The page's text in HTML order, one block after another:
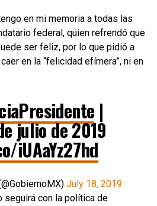
en mi memoria a todas las
federal, quien refrendó que
ser feliz, por lo que pidió a
en la “felicidad efímera”, ni en
|
julio de 2019
iUAaYz27hd
July 18, 2019
seguirá con la política de